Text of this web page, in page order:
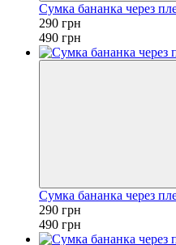
Сумка бананка через
290 грн
490 грн
Сумка бананка через
290 грн
490 грн